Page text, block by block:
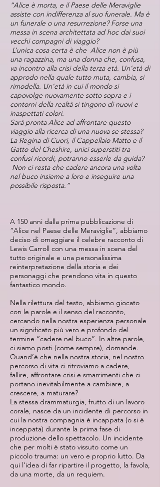
“Alice è morta, e il Paese delle Meraviglie
assiste con indifferenza al suo funerale. Ma è
un funerale o una resurrezione? Forse una
messa in scena architettata ad hoc dai suoi
vecchi compagni di viaggio?
L’unica cosa certa è che Alice non è più
una ragazzina, ma una donna che, confusa,
va incontro alla crisi della terza età. Un’età di
approdo nella quale tutto muta, cambia, si
rimodella. Un’età in cui il mondo si
capovolge nuovamente sotto sopra e i
contorni della realtà si tingono di nuovi e
inaspettati colori.
Sarà pronta Alice ad affrontare questo
viaggio alla ricerca di una nuova se stessa?
La Regina di Cuori, il Cappellaio Matto e il
Gatto del Cheshire, unici superstiti tra
confusi ricordi, potranno esserle da guida?
Non ci resta che cadere ancora una volta
nel buco insieme a loro e inseguire una
possibile risposta.”
A 150 anni dalla prima pubblicazione di
“Alice nel Paese delle Meraviglie”, abbiamo
deciso di omaggiare il celebre racconto di
Lewis Carroll con una messa in scena del
tutto originale e una personalissima
reinterpretazione della storia e dei
personaggi che prendono vita in questo
fantastico mondo.
Nella rilettura del testo, abbiamo giocato
con le parole e il senso del racconto,
cercando nella nostra esperienza personale
un significato più vero e profondo del
termine “cadere nel buco”. In altre parole,
ci siamo posti (come sempre), domande.
Quand’è che nella nostra storia, nel nostro
percorso di vita ci ritroviamo a cadere,
fallire, affrontare crisi e smarrimenti che ci
portano inevitabilmente a cambiare, a
crescere, a maturare?
La stessa drammaturgia, frutto di un lavoro
corale, nasce da un incidente di percorso in
cui la nostra compagnia è incappata (o si è
inceppata) durante la prima fase di
produzione dello spettacolo. Un incidente
che per molti è stato vissuto come un
piccolo trauma: un vero e proprio lutto. Da
qui l’idea di far ripartire il progetto, la favola,
da una morte, da un requiem.